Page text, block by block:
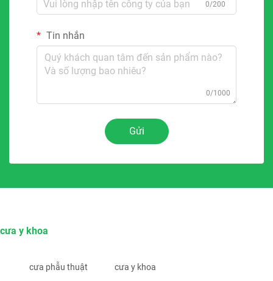
0/200
Tin nhắn
0/1000
Gửi
cưa y khoa
cưa phẫu thuật cưa y khoa